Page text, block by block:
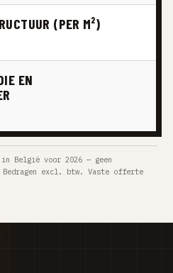
(PER M²)
EN
België voor 2026 — geen
excl. btw. Vaste offerte